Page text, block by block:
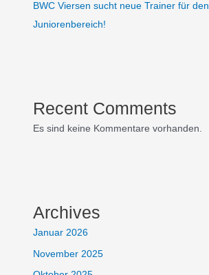
BWC Viersen sucht neue Trainer für den
Juniorenbereich!
Recent Comments
Es sind keine Kommentare vorhanden.
Archives
Januar 2026
November 2025